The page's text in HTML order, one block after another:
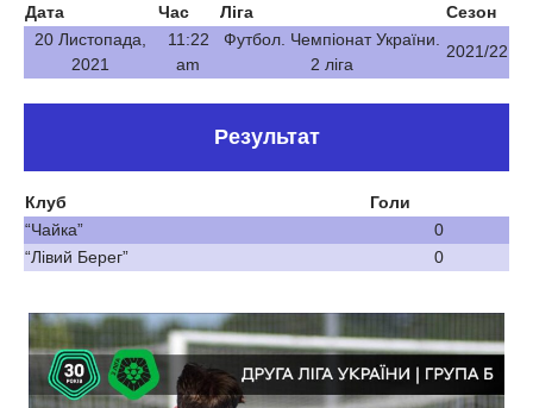
Дата Час Ліга
Сезон
20 Листопада,
2021
11:22
am
Футбол. Чемпіонат України.
2 ліга
2021/22
Результат
Клуб
Голи
“Чайка”
0
“Лівий Берег”
0